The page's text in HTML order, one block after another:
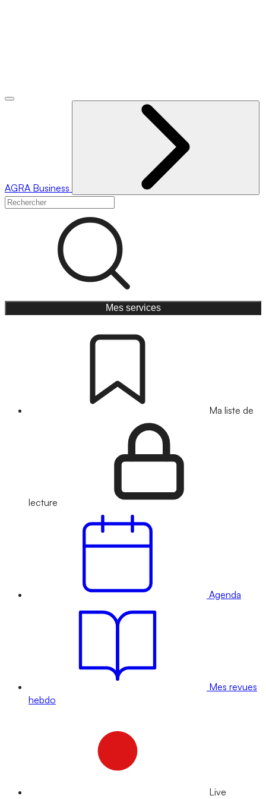
AGRA Business
Mes services
Ma liste de
lecture
Agenda
Mes revues
hebdo
Live